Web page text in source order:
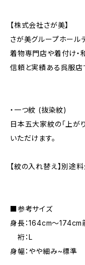
【株式会社さが美】
さが美グループホール
着物専門店や着付け・
信頼と実績ある呉服店
・一つ紋 (抜染紋)
日本五大家紋の「上が
いただけます。
【紋の入れ替え】別途
■参考サイズ
身長：164cm～174cm
裄：L
身幅：やや細み~標準